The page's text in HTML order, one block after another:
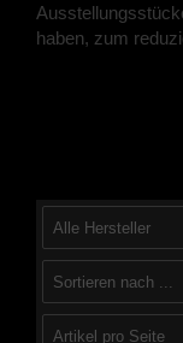
haben, zum
Alle Hersteller
Sortieren nach ...
Artikel pro Seite